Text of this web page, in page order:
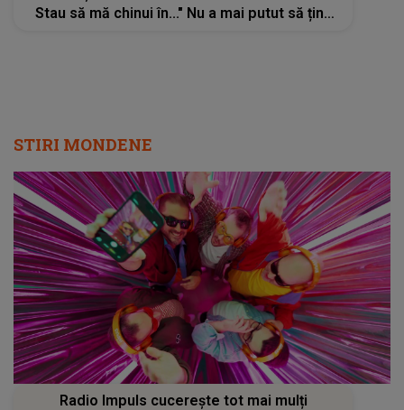
Stau să mă chinui în..." Nu a mai putut să țină
STIRI MONDENE
Radio Impuls cucerește tot mai mulți